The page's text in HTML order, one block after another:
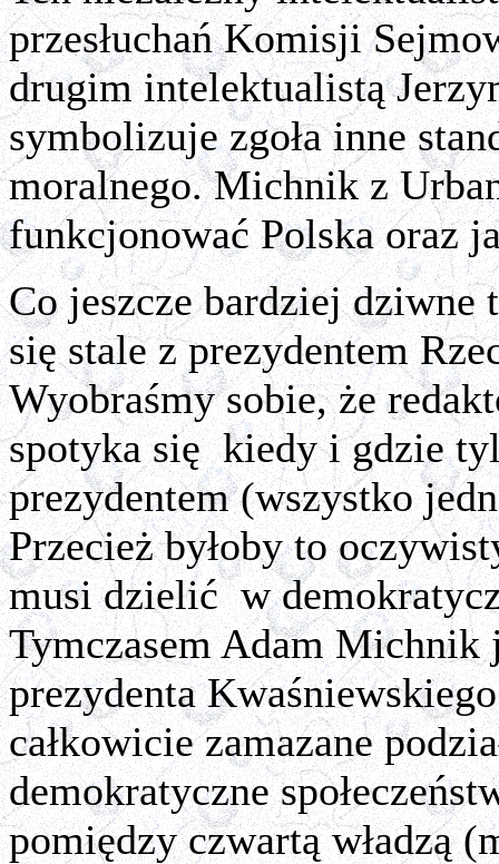
przesłuchań Komisji
drugim intelektualistą
symbolizuje zgoła inne
moralnego. Michnik z
funkcjonować Polska oraz
Co jeszcze bardziej
się stale z prezydentem
Wyobraśmy sobie, że
spotyka się kiedy i gdzie
prezydentem (wszystko
Przecież byłoby to
musi dzielić w
Tymczasem Adam Michnik
prezydenta
całkowicie zamazane
demokratyczne
pomiędzy czwartą władzą